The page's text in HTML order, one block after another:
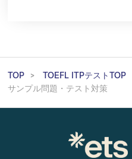
TOP TOEFL ITPテストTOP
サンプル問題・テスト対策